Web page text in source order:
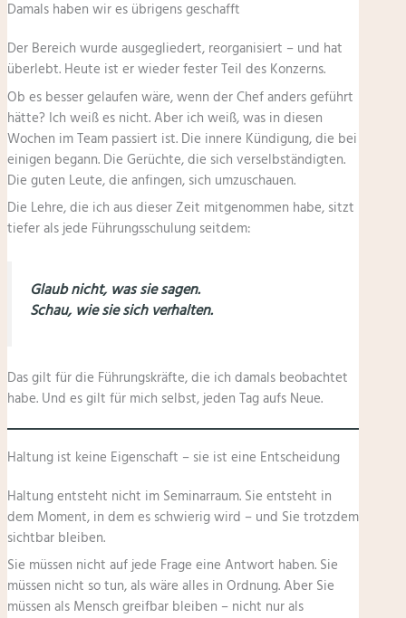
Damals haben wir es übrigens geschafft
Der Bereich wurde ausgegliedert, reorganisiert – und hat
überlebt. Heute ist er wieder fester Teil des Konzerns.
Ob es besser gelaufen wäre, wenn der Chef anders geführt
hätte? Ich weiß es nicht. Aber ich weiß, was in diesen
Wochen im Team passiert ist. Die innere Kündigung, die bei
einigen begann. Die Gerüchte, die sich verselbständigten.
Die guten Leute, die anfingen, sich umzuschauen.
Die Lehre, die ich aus dieser Zeit mitgenommen habe, sitzt
tiefer als jede Führungsschulung seitdem:
Glaub nicht, was sie sagen.
Schau, wie sie sich verhalten.
Das gilt für die Führungskräfte, die ich damals beobachtet
habe. Und es gilt für mich selbst, jeden Tag aufs Neue.
Haltung ist keine Eigenschaft – sie ist eine Entscheidung
Haltung entsteht nicht im Seminarraum. Sie entsteht in
dem Moment, in dem es schwierig wird – und Sie trotzdem
sichtbar bleiben.
Sie müssen nicht auf jede Frage eine Antwort haben. Sie
müssen nicht so tun, als wäre alles in Ordnung. Aber Sie
müssen als Mensch greifbar bleiben – nicht nur als